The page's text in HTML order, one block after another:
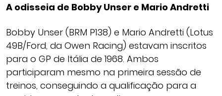
A odisseia de Bobby Unser e Mario Andretti
Bobby Unser (BRM P138) e Mario Andretti (Lotus
49B/Ford, da Owen Racing) estavam inscritos
para o GP de Itália de 1968. Ambos
participaram mesmo na primeira sessão de
treinos, conseguindo a qualificação para a